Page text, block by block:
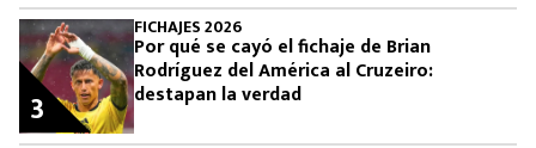
FICHAJES 2026
Por qué se cayó el fichaje de Brian
Rodríguez del América al Cruzeiro:
destapan la verdad
3